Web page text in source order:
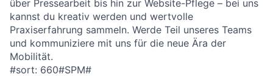
über Pressearbeit bis hin zur Website-Pflege – bei uns
kannst du kreativ werden und wertvolle
Praxiserfahrung sammeln. Werde Teil unseres Teams
und kommuniziere mit uns für die neue Ära der
Mobilität.
#sort: 660#SPM#